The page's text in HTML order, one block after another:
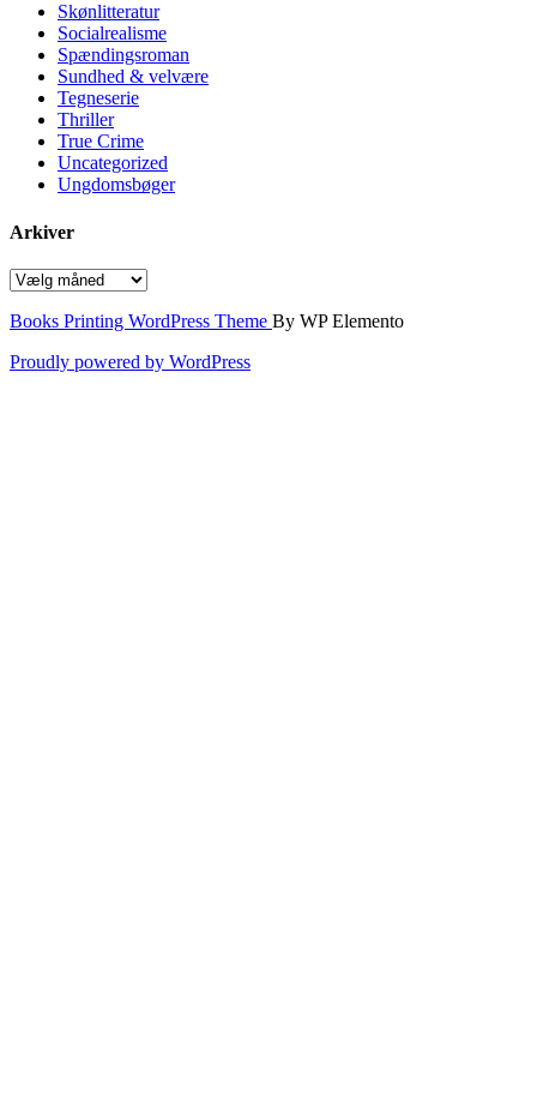
Skønlitteratur
Socialrealisme
Spændingsroman
Sundhed & velvære
Tegneserie
Thriller
True Crime
Uncategorized
Ungdomsbøger
Arkiver
Arkiver
Books Printing WordPress Theme By WP Elemento
Proudly powered by WordPress